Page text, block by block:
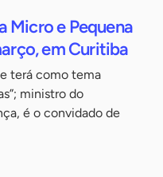
Micro e Pequena
em Curitiba
terá como tema
ministro do
é o convidado de